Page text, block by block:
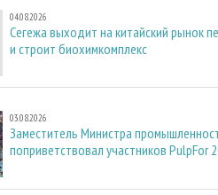
04.08.2026
Сегежа выходит на китайский рынок
и строит биохимкомплекс
03.08.2026
Заместитель Министра
поприветствовал участников PulpFor